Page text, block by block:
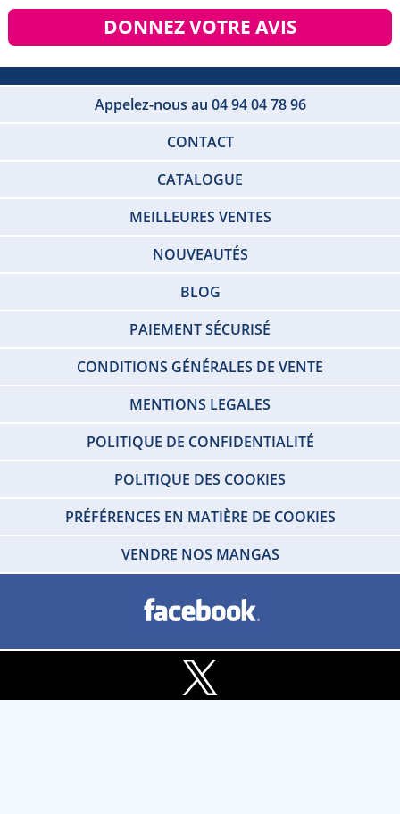
DONNEZ VOTRE AVIS
Appelez-nous au 04 94 04 78 96
CONTACT
CATALOGUE
MEILLEURES VENTES
NOUVEAUTÉS
BLOG
PAIEMENT SÉCURISÉ
CONDITIONS GÉNÉRALES DE VENTE
MENTIONS LEGALES
POLITIQUE DE CONFIDENTIALITÉ
POLITIQUE DES COOKIES
PRÉFÉRENCES EN MATIÈRE DE COOKIES
VENDRE NOS MANGAS